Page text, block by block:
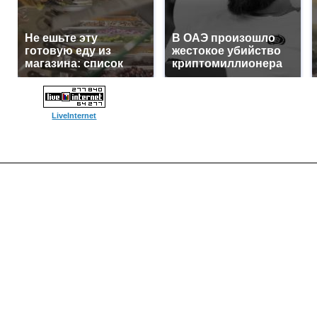
Не ешьте эту
готовую еду из
магазина: список
В ОАЭ произошло
жестокое убийство
криптомиллионера
LiveInternet